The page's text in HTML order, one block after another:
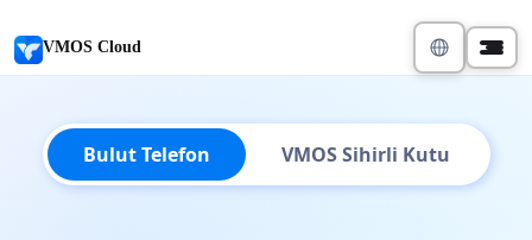
VMOS Cloud
Bulut Telefon VMOS Sihirli Kutu